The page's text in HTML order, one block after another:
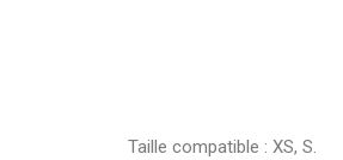
Taille compatible : XS, S.